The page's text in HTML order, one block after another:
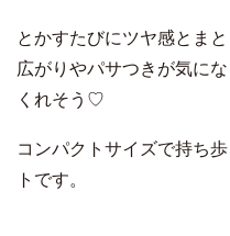
とかすたびにツヤ感とま
広がりやパサつきが気に
くれそう♡
コンパクトサイズで持ち
トです。